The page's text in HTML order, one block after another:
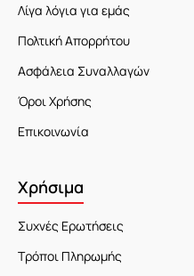
Λίγα λόγια για εμάς
Πολτική Απορρήτου
Ασφάλεια Συναλλαγών
Όροι Χρήσης
Επικοινωνία
Χρήσιμα
Συχνές Ερωτήσεις
Τρόποι Πληρωμής